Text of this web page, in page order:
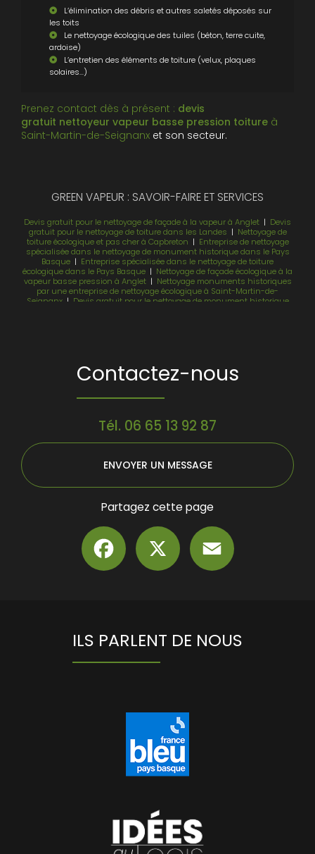
L’élimination des débris et autres saletés déposés sur
les toits
Le nettoyage écologique des tuiles (béton, terre cuite,
ardoise)
L’entretien des éléments de toiture (velux, plaques
solaires…)
Prenez contact dès à présent : devis
gratuit nettoyeur vapeur basse pression toiture à
Saint-Martin-de-Seignanx et son secteur.
GREEN VAPEUR : SAVOIR-FAIRE ET SERVICES
Devis gratuit pour le nettoyage de façade à la vapeur à Anglet | Devis
gratuit pour le nettoyage de toiture dans les Landes | Nettoyage de
toiture écologique et pas cher à Capbreton | Entreprise de nettoyage
spécialisée dans le nettoyage de monument historique dans le Pays
Basque | Entreprise spécialisée dans le nettoyage de toiture
écologique dans le Pays Basque | Nettoyage de façade écologique à la
vapeur basse pression à Anglet| Nettoyage monuments historiques
par une entreprise de nettoyage écologique à Saint-Martin-de-
Seignanx| Devis gratuit pour le nettoyage de monument historique
Contactez-nous
Tél. 06 65 13 92 87
ENVOYER UN MESSAGE
Partagez cette page
Facebook
ILS PARLENT DE NOUS